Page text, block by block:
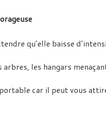
qu’elle baisse
les hangars
car il peut vous